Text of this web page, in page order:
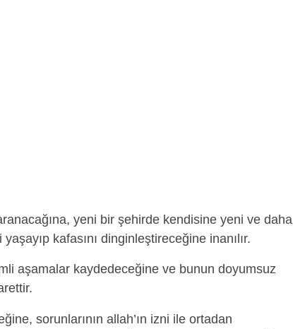
yeni bir şehirde kendisine yeni ve daha
kafasını dinginleştireceğine inanılır.
aşamalar kaydedeceğine ve bunun doyumsuz
sorunlarının allah’ın izni ile ortadan